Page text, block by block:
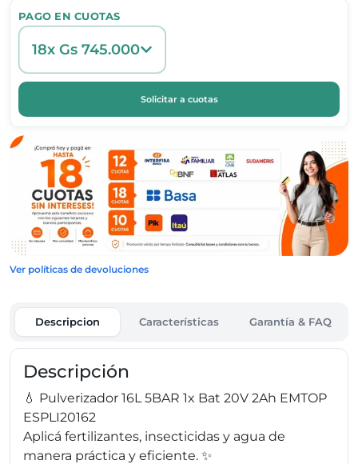
PAGO EN CUOTAS
18x Gs 745.000
Solicitar a cuotas
Ver políticas de devoluciones
Descripcion Características Garantía & FAQ
Descripción
💧 Pulverizador 16L 5BAR 1x Bat 20V 2Ah EMTOP
ESPLI20162
Aplicá fertilizantes, insecticidas y agua de
manera práctica y eficiente. ✨